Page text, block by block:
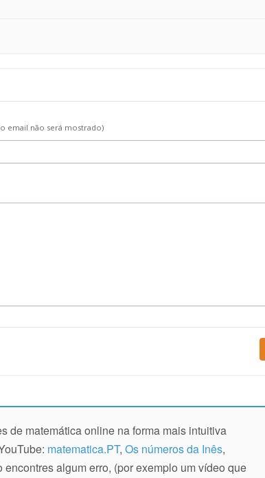
email não será mostrado)
de matemática online na forma mais intuitiva
matematica.PT, Os números da Inês,
encontres algum erro, (por exemplo um vídeo que